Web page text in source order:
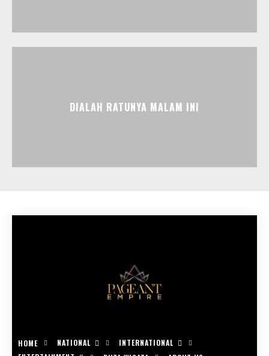
DIALAH RATUNYA MALAM INI
HOME NATIONAL
INTERNATIONAL